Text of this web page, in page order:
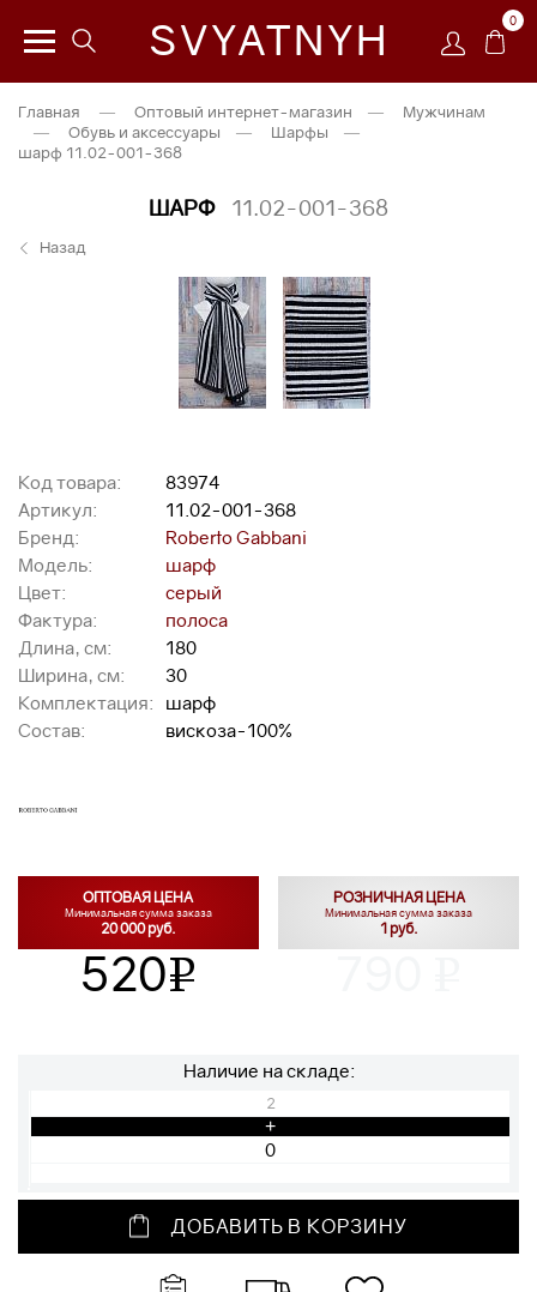
SVYATNYH 0
Главная — Оптовый интернет-магазин —
Мужчинам
—
Обувь и аксессуары — Шарфы
—
шарф 11.02-001-368
ШАРФ 11.02-001-368
Назад
Код товара:
83974
Артикул:
11.02-001-368
Бренд:
Roberto Gabbani
Модель:
шарф
Цвет:
серый
Фактура:
полоса
Длина, см:
180
Ширина, см:
30
Комплектация:
шарф
Состав:
вискоза-100%
ОПТОВАЯ ЦЕНА
Минимальная сумма заказа
20 000 руб.
520v
РОЗНИЧНАЯ ЦЕНА
Минимальная сумма заказа
1 руб.
Наличие на складе:
2
+
ДОБАВИТЬ В КОРЗИНУ